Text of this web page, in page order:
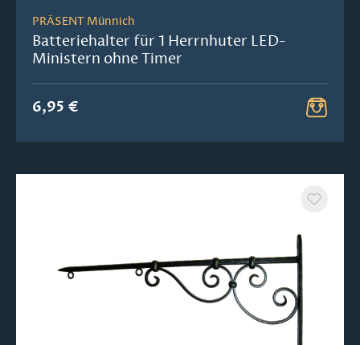
PRÄSENT Münnich
Batteriehalter für 1 Herrnhuter LED-
Ministern ohne Timer
6,95 €